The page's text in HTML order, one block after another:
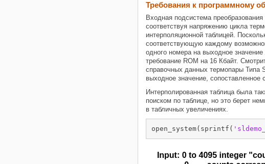
Требования к программному
Входная подсистема
соответствуя напряжению цикла
интерполяционной таблицей.
соответствующую каждому
одного номера на выходное
требование ROM на 16 Кбайт.
справочных данных термопары Типа
выходное значение,
Интерполированная таблица была
поиском по таблице, но это берет
в табличных увеличениях.
open_system(sprintf(